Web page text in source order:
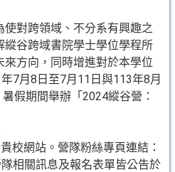
對跨領域、不分系有興趣之
谷跨域書院學士學位學程所
方向，同時增進對於本學位
7月8日至7月11日與113年8月
假期間舉辦「2024縱谷營：
校網站。營隊粉絲專頁連結：
相關訊息及報名表單皆公告於